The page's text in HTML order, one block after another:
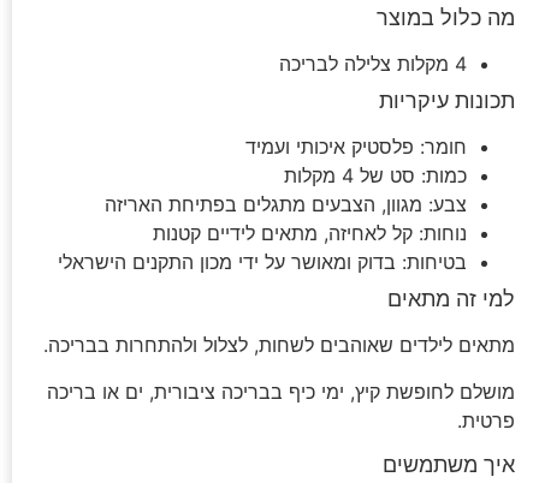
מה כלול במוצר
4 מקלות צלילה לבריכה
תכונות עיקריות
חומר: פלסטיק איכותי ועמיד
כמות: סט של 4 מקלות
צבע: מגוון, הצבעים מתגלים בפתיחת האריזה
נוחות: קל לאחיזה, מתאים לידיים קטנות
בטיחות: בדוק ומאושר על ידי מכון התקנים הישראלי
למי זה מתאים
מתאים לילדים שאוהבים לשחות, לצלול ולהתחרות בבריכה.
מושלם לחופשת קיץ, ימי כיף בבריכה ציבורית, ים או בריכה
פרטית.
איך משתמשים